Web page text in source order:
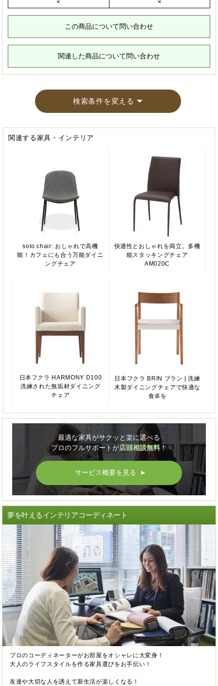
× ×
この商品について問い合わせ
関連した商品について問い合わせ
検索条件を変える
関連する家具・インテリア
solo chair: おしゃれで高機
能！カフェにも合う万能ダイニ
ングチェア
快適性とおしゃれを両立。多機
能スタッキングチェア
AM020C
日本フクラ HARMONY D100
洗練された無垢材ダイニング
チェア
日本フクラ BRIN ブラン | 洗練
木製ダイニングチェアで快適な
食卓を
最適な家具がサクッと楽に選べる
プロのフルサポートが店頭相談無料！
サービス概要を見る ▲
夢を叶えるインテリアコーディネート
プロのコーディネーターがお部屋をオシャレに大変身！
大人のライフスタイルを作る家具選びをお手伝い！
友達や大切な人を誘えて新生活が楽しくなる！